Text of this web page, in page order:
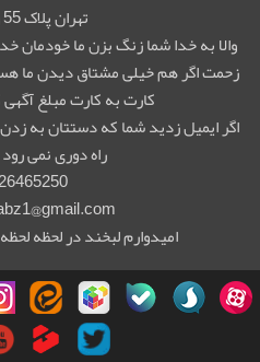
تهران پلاک 55 واحد 15
والا به خدا شما زنگ بزن ما خودمان
زحمت اگر هم خیلی مشتاق دیدن ما
کارت به کارت مبلغ
اگر ایمیل زدید شما که دستتان به
راه دوری نمی
امیدوارم لبخند در لحظه